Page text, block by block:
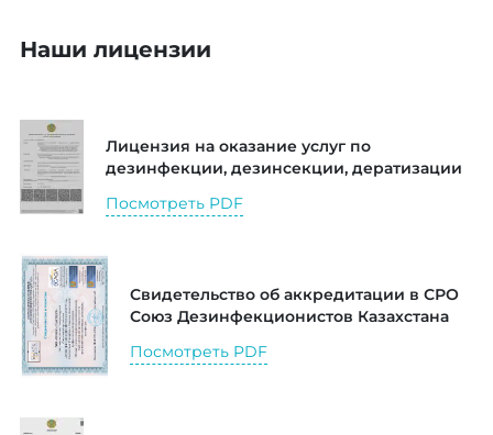
Наши лицензии
Лицензия на оказание услуг по
дезинфекции, дезинсекции, дератизации
Посмотреть PDF
Свидетельство об аккредитации в СРО
Союз Дезинфекционистов Казахстана
Посмотреть PDF